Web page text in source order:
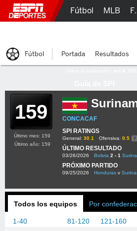
159
CONCACAF
SPI RATINGS
General: 30.1 Ofensiva: 0.5
ÚLTIMO RESULTADO
03/26/2026 Bolivia 2 - 1
PRÓXIMO PARTIDO
09/25/2026 Honduras v
Último mes: 159
Último año: 159
Todos los equipos Por
1-40 81-120 121-160
Fútbol MLB
Fútbol Portada Resultados